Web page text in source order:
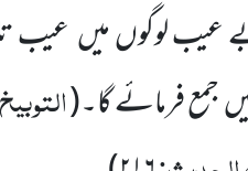
عیب لوگوں میںعیب
جمع فرمائے گا۔(